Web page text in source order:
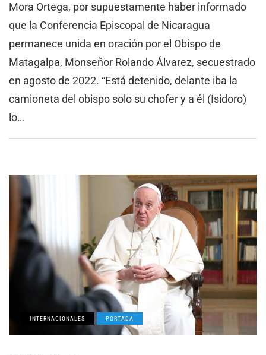
Mora Ortega, por supuestamente haber informado
que la Conferencia Episcopal de Nicaragua
permanece unida en oración por el Obispo de
Matagalpa, Monseñor Rolando Álvarez, secuestrado
en agosto de 2022. “Está detenido, delante iba la
camioneta del obispo solo su chofer y a él (Isidoro)
lo…
INTERNACIONALES PORTADA